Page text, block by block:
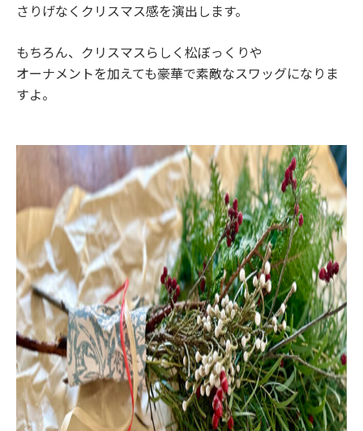
さりげなくクリスマス感を演出します。
もちろん、クリスマスらしく松ぼっくりや
オーナメントを加えても豪華で素敵なスワッグになりま
すよ。